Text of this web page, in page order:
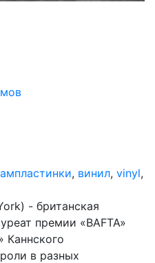
, винил, vinyl,
- британская
премии «BAFTA»
Каннского
в разных